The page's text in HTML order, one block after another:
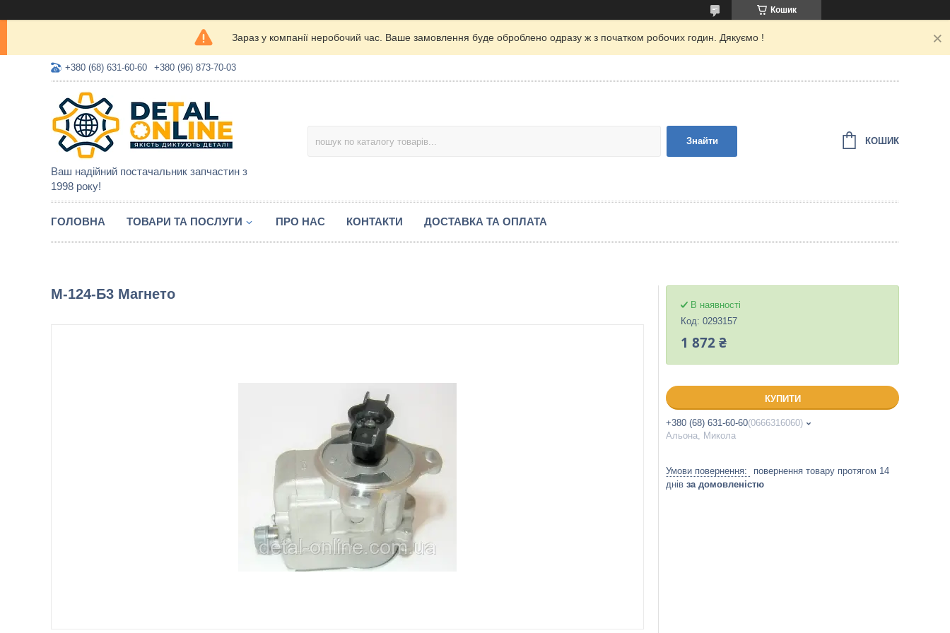
Кошик
Зараз у компанії неробочий час. Ваше замовлення буде оброблено одразу ж з початком робочих годин. Дякуємо !
+380 (68) 631-60-60 +380 (96) 873-70-03
Ваш надійний постачальник запчастин з
1998 року!
Знайти КОШИК
ГОЛОВНА ТОВАРИ ТА ПОСЛУГИ ПРО НАС КОНТАКТИ ДОСТАВКА ТА ОПЛАТА
М-124-Б3 Магнето
В наявності
Код: 0293157
1 872 ₴
КУПИТИ
+380 (68) 631-60-60 0666316060
Альона, Микола
повернення товару протягом 14
днів за домовленістю